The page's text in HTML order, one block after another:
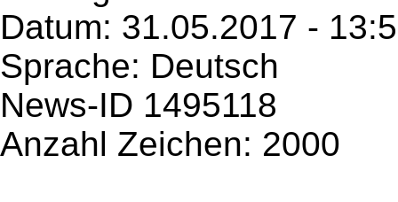
Datum: 31.05.2017 -
Sprache: Deutsch
News-ID 1495118
Anzahl Zeichen: 2000